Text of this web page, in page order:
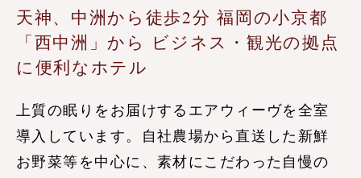
天神、中洲から徒歩2分 福岡の小京都
「西中洲」から ビジネス・観光の拠点
に便利なホテル
上質の眠りをお届けするエアウィーヴを全室
導入しています。自社農場から直送した新鮮
お野菜等を中心に、素材にこだわった自慢の